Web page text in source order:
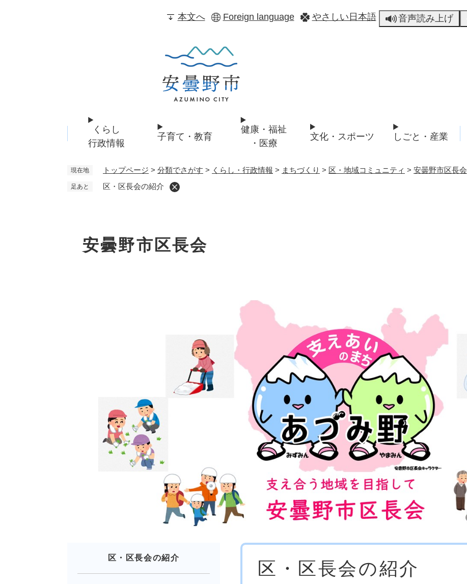
本文へ Foreign language やさしい日本語 音声読み上げ
くらし
行政情報
子育て・教育
健康・福祉
・医療
文化・スポーツ しごと・産業
現在地 トップページ > 分類でさがす > くらし・行政情報 > まちづくり > 区・地域コミュニティ > 安曇野市区長会
足あと 区・区長会の紹介
安曇野市区長会
本
区・区長会の紹介
区・区長会の紹介